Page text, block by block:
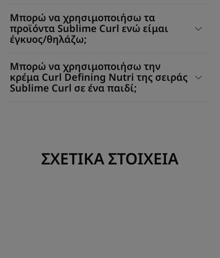
Μπορώ να χρησιμοποιήσω τα
προϊόντα Sublime Curl ενώ είμαι
έγκυος/θηλάζω;
Μπορώ να χρησιμοποιήσω την
κρέμα Curl Defining Nutri της σειράς
Sublime Curl σε ένα παιδί;
ΣΧΕΤΙΚΑ ΣΤΟΙΧΕΙΑ